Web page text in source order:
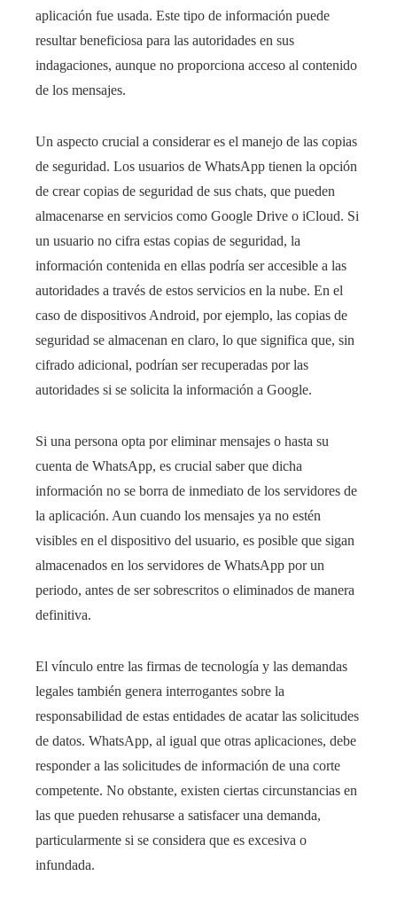
aplicación fue usada. Este tipo de información puede
resultar beneficiosa para las autoridades en sus
indagaciones, aunque no proporciona acceso al contenido
de los mensajes.
Un aspecto crucial a considerar es el manejo de las copias
de seguridad. Los usuarios de WhatsApp tienen la opción
de crear copias de seguridad de sus chats, que pueden
almacenarse en servicios como Google Drive o iCloud. Si
un usuario no cifra estas copias de seguridad, la
información contenida en ellas podría ser accesible a las
autoridades a través de estos servicios en la nube. En el
caso de dispositivos Android, por ejemplo, las copias de
seguridad se almacenan en claro, lo que significa que, sin
cifrado adicional, podrían ser recuperadas por las
autoridades si se solicita la información a Google.
Si una persona opta por eliminar mensajes o hasta su
cuenta de WhatsApp, es crucial saber que dicha
información no se borra de inmediato de los servidores de
la aplicación. Aun cuando los mensajes ya no estén
visibles en el dispositivo del usuario, es posible que sigan
almacenados en los servidores de WhatsApp por un
periodo, antes de ser sobrescritos o eliminados de manera
definitiva.
El vínculo entre las firmas de tecnología y las demandas
legales también genera interrogantes sobre la
responsabilidad de estas entidades de acatar las solicitudes
de datos. WhatsApp, al igual que otras aplicaciones, debe
responder a las solicitudes de información de una corte
competente. No obstante, existen ciertas circunstancias en
las que pueden rehusarse a satisfacer una demanda,
particularmente si se considera que es excesiva o
infundada.